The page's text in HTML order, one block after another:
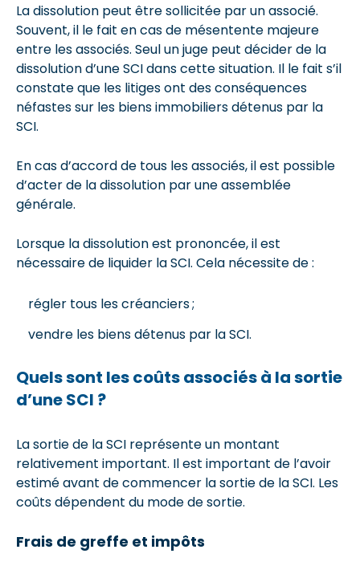
La dissolution peut être sollicitée par un associé.
Souvent, il le fait en cas de mésentente majeure
entre les associés. Seul un juge peut décider de la
dissolution d’une SCI dans cette situation. Il le fait s’il
constate que les litiges ont des conséquences
néfastes sur les biens immobiliers détenus par la
SCI.
En cas d’accord de tous les associés, il est possible
d’acter de la dissolution par une assemblée
générale.
Lorsque la dissolution est prononcée, il est
nécessaire de liquider la SCI. Cela nécessite de :
régler tous les créanciers ;
vendre les biens détenus par la SCI.
Quels sont les coûts associés à la sortie
d’une SCI ?
La sortie de la SCI représente un montant
relativement important. Il est important de l’avoir
estimé avant de commencer la sortie de la SCI. Les
coûts dépendent du mode de sortie.
Frais de greffe et impôts